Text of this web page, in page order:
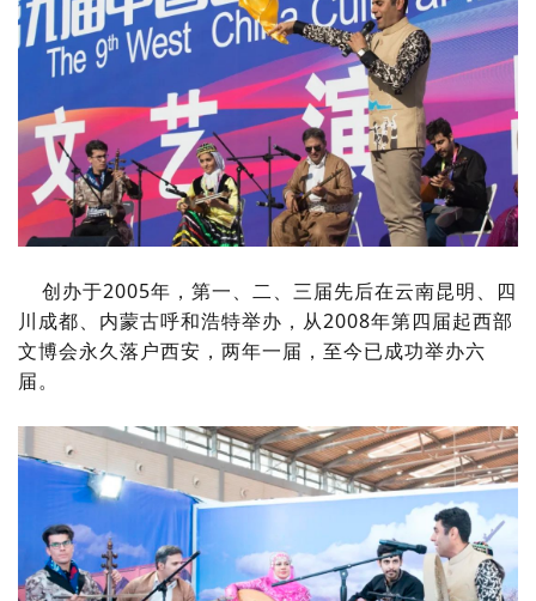
创办于2005年，第一、二、三届先后在云南昆明、四
川成都、内蒙古呼和浩特举办，从2008年第四届起西部
文博会永久落户西安，两年一届，至今已成功举办六
届。